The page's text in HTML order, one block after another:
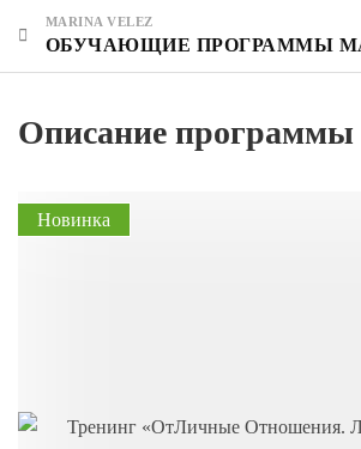
MARINA VELEZ
Описание программы
Новинка